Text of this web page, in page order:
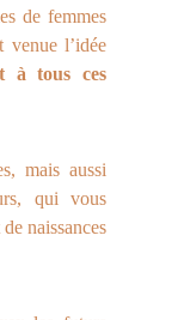
de femmes
venue l’idée
à tous ces
mais aussi
qui vous
naissances